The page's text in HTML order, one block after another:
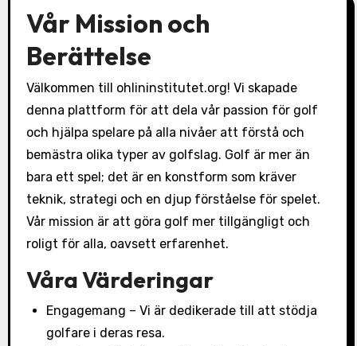
Vår Mission och
Berättelse
Välkommen till ohlininstitutet.org! Vi skapade
denna plattform för att dela vår passion för golf
och hjälpa spelare på alla nivåer att förstå och
bemästra olika typer av golfslag. Golf är mer än
bara ett spel; det är en konstform som kräver
teknik, strategi och en djup förståelse för spelet.
Vår mission är att göra golf mer tillgängligt och
roligt för alla, oavsett erfarenhet.
Våra Värderingar
Engagemang – Vi är dedikerade till att stödja
golfare i deras resa.